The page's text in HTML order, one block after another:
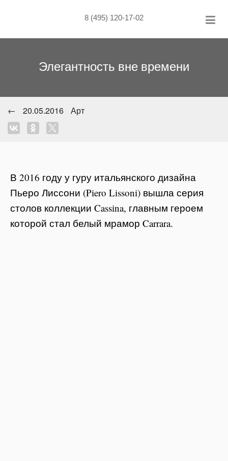
8 (495) 120-17-02
Элегантность вне времени
← 20.05.2016 Арт
В 2016 году у гуру итальянского дизайна
Пьеро Лиссони (Piero Lissoni) вышла серия
столов коллекции Cassina, главным героем
которой стал белый мрамор Carrara.